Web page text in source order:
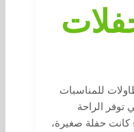
للمناسبات
توفر الراحة
كانت حفلة صغيرة،